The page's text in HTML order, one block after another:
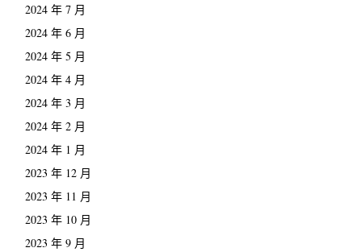
2024 年 7 月
2024 年 6 月
2024 年 5 月
2024 年 4 月
2024 年 3 月
2024 年 2 月
2024 年 1 月
2023 年 12 月
2023 年 11 月
2023 年 10 月
2023 年 9 月